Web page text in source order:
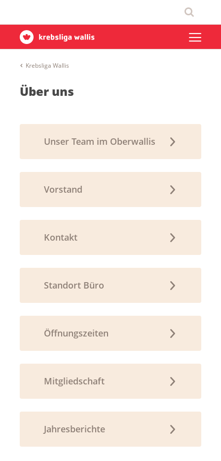
Krebsliga Wallis
Über uns
Unser Team im Oberwallis
Vorstand
Kontakt
Standort Büro
Öffnungszeiten
Mitgliedschaft
Jahresberichte